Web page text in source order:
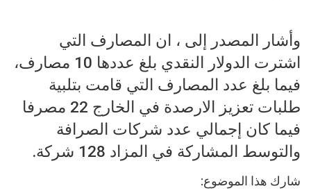
وأشار المصدر إلى ، ان المصارف التي
اشترت الدولار النقدي بلغ عددها 10 مصارف،
فيما بلغ عدد المصارف التي قامت بتلبية
طلبات تعزيز الارصدة في الخارج 22 مصرفا
فيما كان إجمالي عدد شركات الصرافة
والتوسط المشاركة في المزاد 128 شركة.
شارك هذا الموضوع: